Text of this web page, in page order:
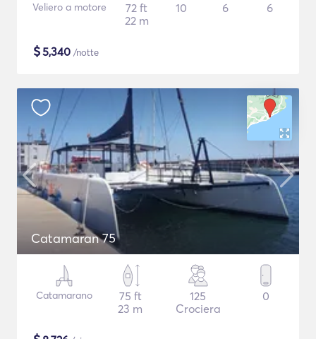
Veliero a motore
72 ft
22 m
10 6 6
$5,340 /notte
Catamaran 75
Catamarano
75 ft
23 m
125
Crociera
0